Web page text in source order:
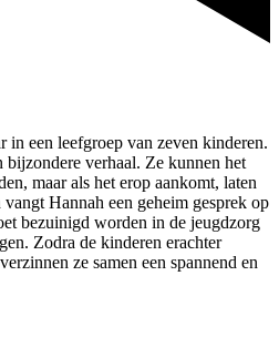
in een leefgroep van zeven kinderen.
verhaal. Ze kunnen het
maar als het erop aankomt, laten
Hannah een geheim gesprek op
bezuinigd worden in de jeugdzorg
Zodra de kinderen erachter
ze samen een spannend en